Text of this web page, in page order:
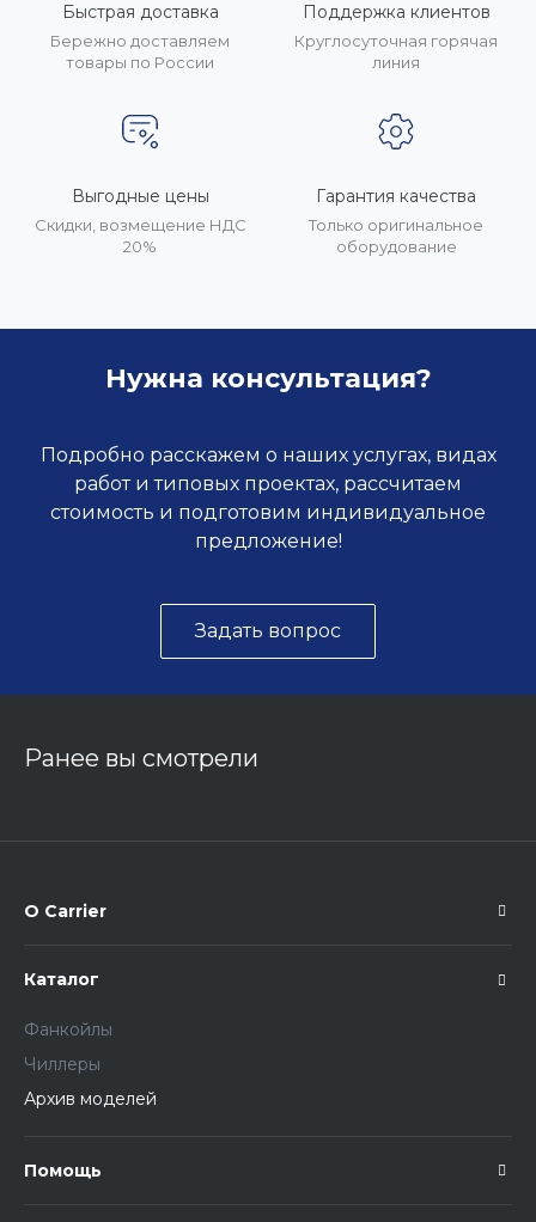
Быстрая доставка
Бережно доставляем
товары по России
Поддержка клиентов
Круглосуточная горячая
линия
Выгодные цены
Скидки, возмещение НДС
20%
Гарантия качества
Только оригинальное
оборудование
Нужна консультация?
Подробно расскажем о наших услугах, видах
работ и типовых проектах, рассчитаем
стоимость и подготовим индивидуальное
предложение!
Задать вопрос
Ранее вы смотрели
О Carrier
Каталог
Фанкойлы
Чиллеры
Архив моделей
Помощь